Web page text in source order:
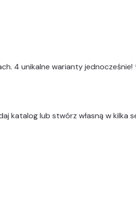
4 unikalne wariantyjednocześnie!
katalog lub stwórz własną w kilka